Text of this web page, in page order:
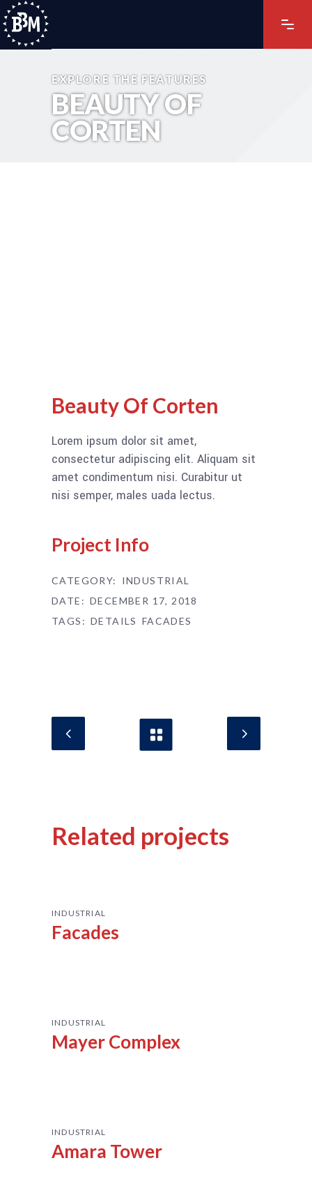
EXPLORE THE FEATURES
BEAUTY OF
CORTEN
Beauty Of Corten
Lorem ipsum dolor sit amet,
consectetur adipiscing elit. Aliquam sit
amet condimentum nisi. Curabitur ut
nisi semper, males uada lectus.
Project Info
CATEGORY:
INDUSTRIAL
DATE: DECEMBER 17, 2018
TAGS: DETAILS FACADES
Related projects
INDUSTRIAL
Facades
INDUSTRIAL
Mayer Complex
INDUSTRIAL
Amara Tower